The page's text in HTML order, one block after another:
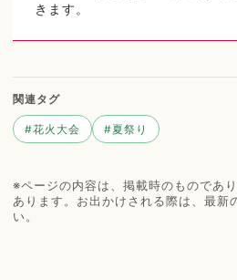
きます。
関連タグ
#花火大会 #夏祭り
※ページの内容は、掲載時のものであ
あります。お出かけされる際は、最新
い。